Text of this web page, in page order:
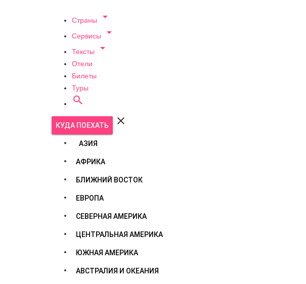
Страны 
Сервисы 
Тексты 
Отели
Билеты
Туры

КУДА ПОЕХАТЬ 
АЗИЯ
АФРИКА
БЛИЖНИЙ ВОСТОК
ЕВРОПА
СЕВЕРНАЯ АМЕРИКА
ЦЕНТРАЛЬНАЯ АМЕРИКА
ЮЖНАЯ АМЕРИКА
АВСТРАЛИЯ И ОКЕАНИЯ